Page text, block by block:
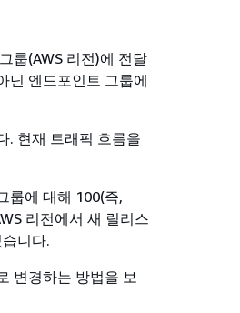
룹(AWS 리전)에 전달
닌 엔드포인트 그룹에
. 현재 트래픽 흐름을
룹에 대해 100(즉,
리전에서 새 릴리스
니다.
변경하는 방법을 보